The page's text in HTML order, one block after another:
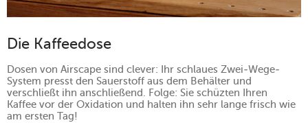
Die Kaffeedose
Dosen von Airscape sind clever: Ihr schlaues Zwei-Wege-
System presst den Sauerstoff aus dem Behälter und
verschließt ihn anschließend. Folge: Sie schüzten Ihren
Kaffee vor der Oxidation und halten ihn sehr lange frisch wie
am ersten Tag!